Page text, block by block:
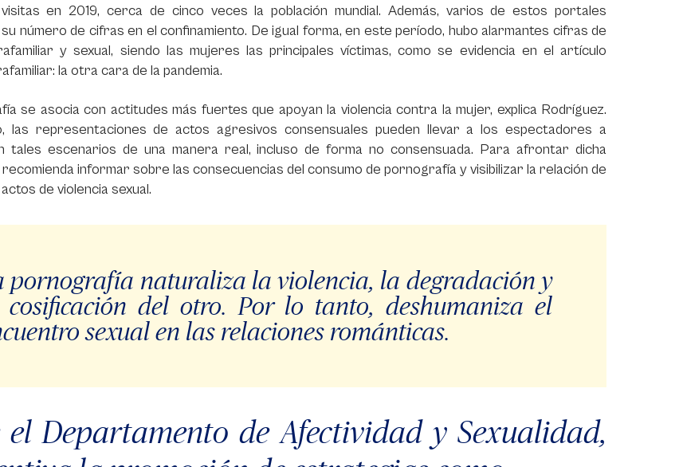
en 2019, cerca de cinco veces la población mundial. Además, varios de estos portales
número de cifras en el confinamiento. De igual forma, en este período, hubo alarmantes cifras de
y sexual, siendo las mujeres las principales víctimas, como se evidencia en el artículo
la otra cara de la pandemia.
se asocia con actitudes más fuertes que apoyan la violencia contra la mujer, explica Rodríguez.
las representaciones de actos agresivos consensuales pueden llevar a los espectadores a
tales escenarios de una manera real, incluso de forma no consensuada. Para afrontar dicha
informar sobre las consecuencias del consumo de pornografía y visibilizar la relación de
de violencia sexual.
pornografía naturaliza la violencia, la degradación y
del otro. Por lo tanto, deshumaniza el
sexual en las relaciones románticas.
el Departamento de Afectividad y Sexualidad,